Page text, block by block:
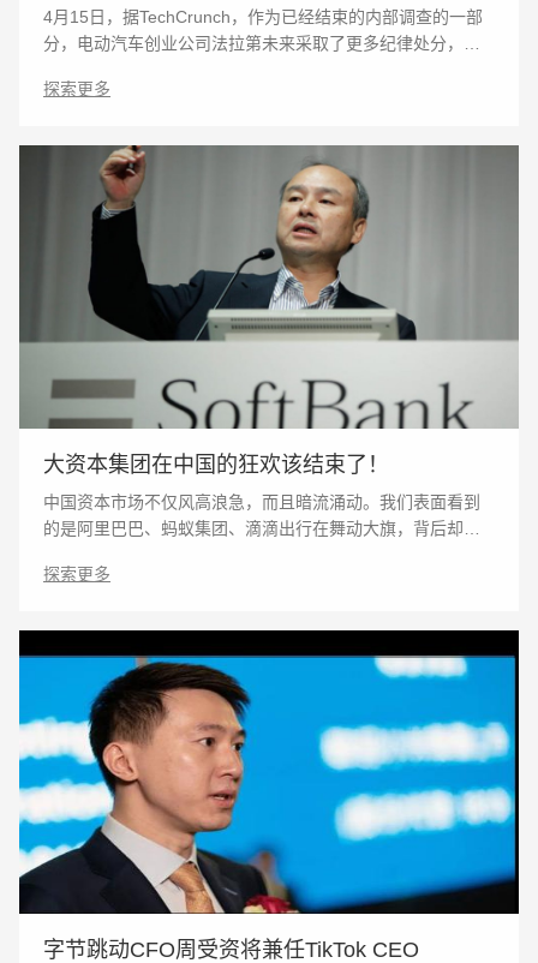
4月15日，据TechCrunch，作为已经结束的内部调查的一部
分，电动汽车创业公司法拉第未来采取了更多纪律处分，包
周四在一份监管文件中称，贾跃亭将继续担任
探索更多
大资本集团在中国的狂欢该结束了！
中国资本市场不仅风高浪急，而且暗流涌动。我们表面看到
的是阿里巴巴、蚂蚁集团、滴滴出行在舞动大旗，背后却是
角兽公司“商汤科技”向港交所递交上市申
探索更多
字节跳动CFO周受资将兼任TikTok CEO